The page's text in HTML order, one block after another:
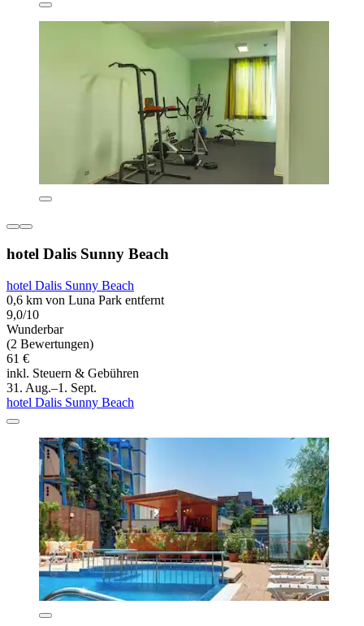
hotel Dalis Sunny Beach
hotel Dalis Sunny Beach
0,6 km von Luna Park entfernt
9,0/10
Wunderbar
(2 Bewertungen)
61 €
inkl. Steuern & Gebühren
31. Aug.–1. Sept.
hotel Dalis Sunny Beach